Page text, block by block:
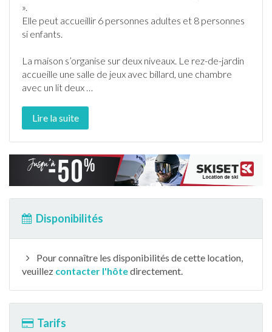
».
Elle peut accueillir 6 personnes adultes et 8 personnes
si enfants.
La maison s’organise sur deux niveaux. Le rez-de-jardin
accueille une salle de jeux avec billard, une chambre
avec un lit deux …
Lire la suite
Disponibilités
Pour connaître les disponibilités de cette location,
veuillez contacter l'hôtedirectement.
Tarifs